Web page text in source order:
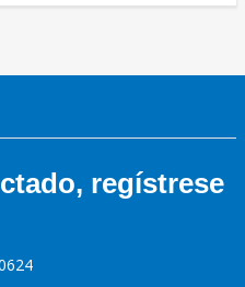
regístrese